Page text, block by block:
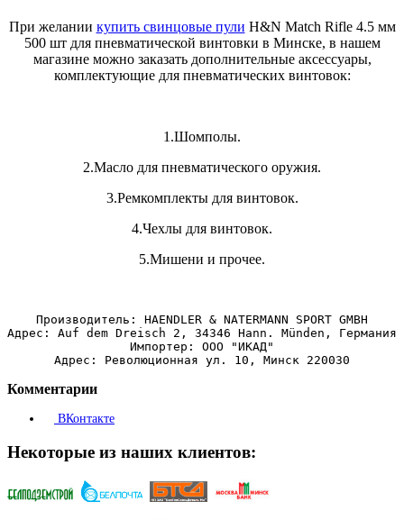
При желании купить свинцовые пули H&N Match Rifle 4.5 мм
500 шт для пневматической винтовки в Минске, в нашем
магазине можно заказать дополнительные аксессуары,
комплектующие для пневматических винтовок:
1.Шомполы.
2.Масло для пневматического оружия.
3.Ремкомплекты для винтовок.
4.Чехлы для винтовок.
5.Мишени и прочее.
Производитель: HAENDLER & NATERMANN SPORT GMBH
Адрес: Auf dem Dreisch 2, 34346 Hann. Münden, Германия
Импортер: ООО "ИКАД"
Адрес: Революционная ул. 10, Минск 220030
Комментарии
ВКонтакте
Некоторые из наших клиентов: